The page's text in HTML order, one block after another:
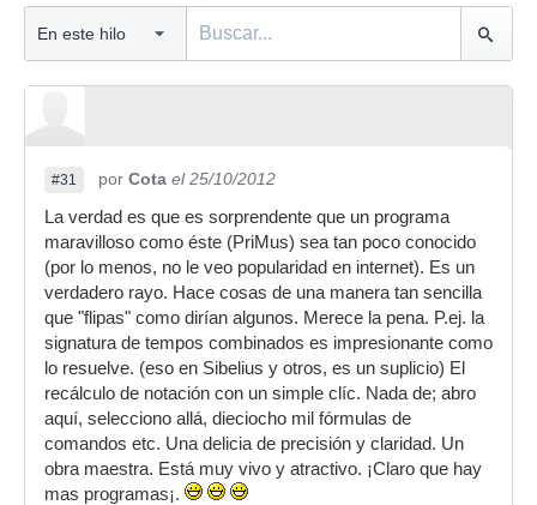
#31 por Cota el 25/10/2012
La verdad es que es sorprendente que un programa
maravilloso como éste (PriMus) sea tan poco conocido
(por lo menos, no le veo popularidad en internet). Es un
verdadero rayo. Hace cosas de una manera tan sencilla
que "flipas" como dirían algunos. Merece la pena. P.ej. la
signatura de tempos combinados es impresionante como
lo resuelve. (eso en Sibelius y otros, es un suplicio) El
recálculo de notación con un simple clíc. Nada de; abro
aquí, selecciono allá, dieciocho mil fórmulas de
comandos etc. Una delicia de precisión y claridad. Un
obra maestra. Está muy vivo y atractivo. ¡Claro que hay
mas programas¡.